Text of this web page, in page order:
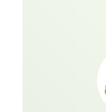
لأنواع الشعر
الوصفة العشبية
كما لم يكن من